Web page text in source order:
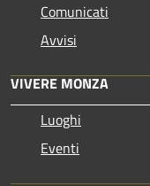
Comunicati
Avvisi
VIVERE MONZA
Luoghi
Eventi